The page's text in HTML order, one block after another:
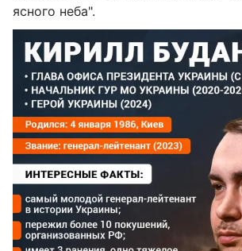
ясного неба".